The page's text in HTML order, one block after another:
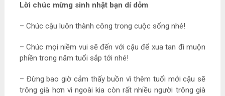
Lời chúc mừng sinh nhật bạn dí dỏm
– Chúc cậu luôn thành công trong cuộc sống nhé!
– Chúc mọi niềm vui sẽ đến với cậu để xua tan đi muộn
phiền trong năm tuổi sắp tới nhé!
– Đừng bao giờ cảm thấy buồn vì thêm tuổi mới cậu sẽ
trông già hơn vì ngoài kia còn rất nhiều người trông già